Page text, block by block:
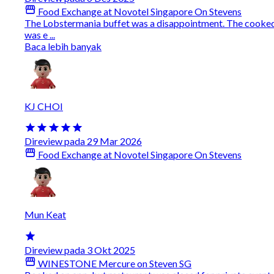
Food Exchange at Novotel Singapore On Stevens
The Lobstermania buffet was a disappointment. The
was e ...
Baca lebih banyak
KJ CHOI
Direview pada 29 Mar 2026
Food Exchange at Novotel Singapore On Stevens
Mun Keat
Direview pada 3 Okt 2025
WINESTONE Mercure on Steven SG